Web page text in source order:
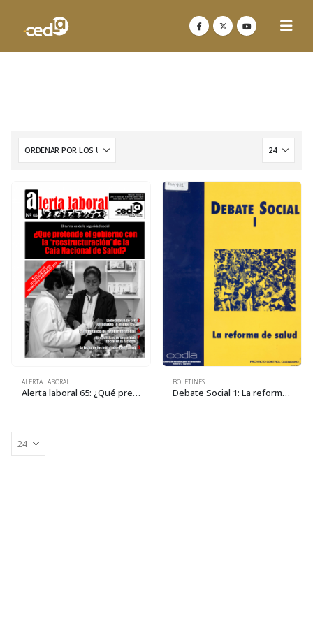
ALERTA LABORAL
Alerta laboral 65: ¿Qué pretende el gobierno con la «reestructuración» de la Caja Nacional de Salud?
BOLETINES
Debate Social 1: La reforma de salud